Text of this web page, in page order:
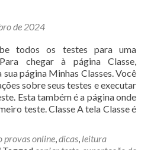
de 2024
todos os testes para uma
chegar à página Classe,
sua página Minhas Classes. Você
sobre seus testes e executar
Esta também é a página onde
teste. Classe A tela Classe é
provas online,dicas, leitura